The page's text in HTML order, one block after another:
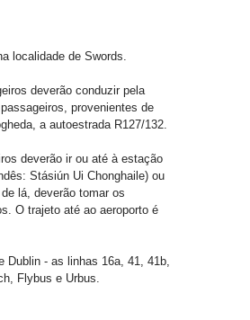
localidade de Swords.
deverão conduzir pela
provenientes de
a autoestrada R127/132.
deverão ir ou até à estação
Stásiún Ui Chonghaile) ou
lá, deverão tomar os
O trajeto até ao aeroporto é
Dublin - as linhas 16a, 41, 41b,
Flybus e Urbus.